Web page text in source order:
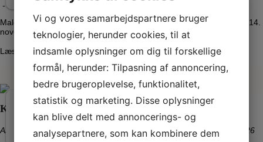
- 14. nov 2026 - 20. dec 2026
Maleriudstilling med kunstner Simon Bang Fernisering Lørdag den 14.
november 2026 kl. 14-16 Kunstnerne vil være til stede. Alle er…
Læs mere
Kirstine Vaaben
Aktuelle ,Kommende,VK Samtidskunst-03. okt 2026 - 08. nov 2026
Vi og vores samarbejdspartnere bruger
teknologier, herunder cookies, til at
indsamle oplysninger om dig til forskellige
formål, herunder: Tilpasning af annoncering,
bedre brugeroplevelse, funktionalitet,
statistik og marketing. Disse oplysninger
kan blive delt med annoncerings- og
analysepartnere, som kan kombinere dem